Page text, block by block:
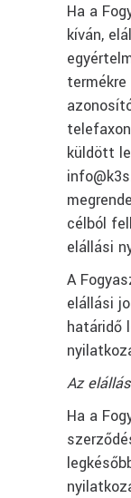
Ha a
kíván,
küldött
célból
elállási
A
elállási
határidő
Az
Ha a